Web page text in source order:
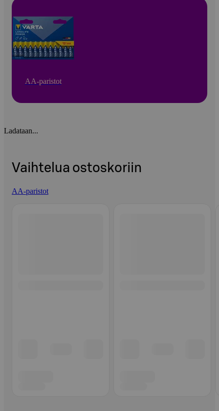
AA-paristot
Ladataan...
Vaihtelua ostoskoriin
AA-paristot